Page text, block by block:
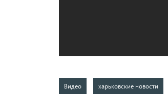
Видео харьковские новости